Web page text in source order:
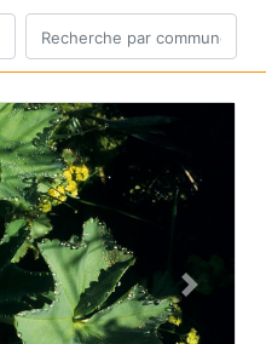
Next